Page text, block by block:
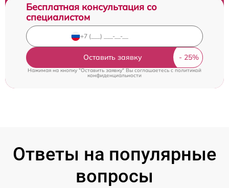
Бесплатная консультация со
специалистом
Оставить заявку
Нажимая на кнопку "Оставить заявку" Вы соглашаетесь cполитикой
конфиденциальности
Ответы на популярные
вопросы